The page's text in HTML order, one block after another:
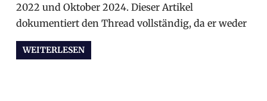
2022 und Oktober 2024. Dieser Artikel
dokumentiert den Thread vollständig, da er weder
WEITERLESEN